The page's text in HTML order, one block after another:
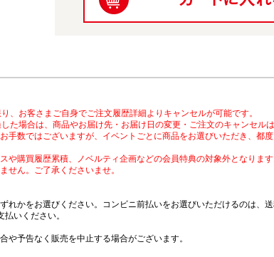
お客さまご自身でご注文履歴詳細よりキャンセルが可能です。
場合は、商品やお届け先・お届け日の変更・ご注文のキャンセルは
数ではございますが、イベントごとに商品をお選びいただき、都
購買履歴累積、ノベルティ企画などの会員特典の対象外となります
せん。ご了承くださいませ。
かをお選びください。コンビニ前払いをお選びいただけるのは、
いください。
予告なく販売を中止する場合がございます。